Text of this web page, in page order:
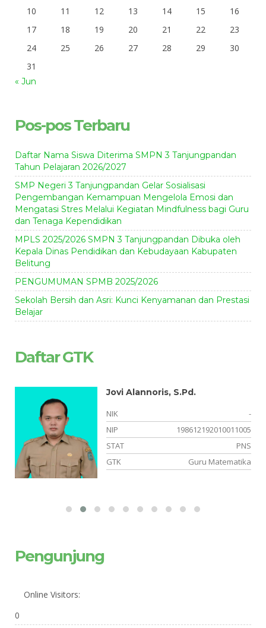
10
11 12 13 14 15
16
17
18 19 20 21 22
23
24
25 26 27 28 29
30
31
« Jun
Pos-pos Terbaru
Daftar Nama Siswa Diterima SMPN 3 Tanjungpandan
Tahun Pelajaran 2026/2027
SMP Negeri 3 Tanjungpandan Gelar Sosialisasi
Pengembangan Kemampuan Mengelola Emosi dan
Mengatasi Stres Melalui Kegiatan Mindfulness bagi Guru
dan Tenaga Kependidikan
MPLS 2025/2026 SMPN 3 Tanjungpandan Dibuka oleh
Kepala Dinas Pendidikan dan Kebudayaan Kabupaten
Belitung
PENGUMUMAN SPMB 2025/2026
Sekolah Bersih dan Asri: Kunci Kenyamanan dan Prestasi
Belajar
Daftar GTK
Jovi Alannoris, S.Pd.
NIK
-
NIP
198612192010011005
STAT
PNS
GTK
Guru Matematika
Pengunjung
Online Visitors:
0